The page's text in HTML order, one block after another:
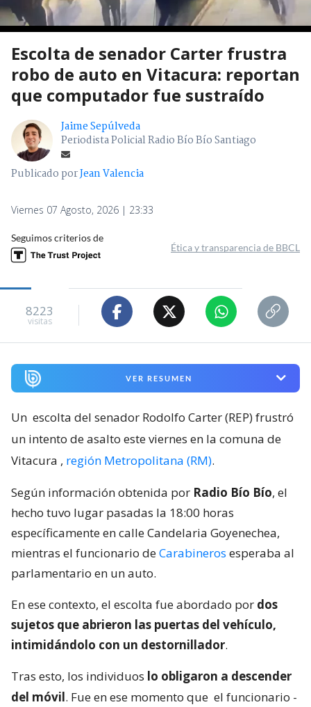
Escolta de senador Carter frustra
robo de auto en Vitacura: reportan
que computador fue sustraído
Jaime Sepúlveda
Periodista Policial Radio Bío Bío Santiago
Publicado porJean Valencia
Viernes 07 Agosto, 2026 | 23:33
Seguimos criterios de
Ética y transparencia de BBCL
8223
visitas
VER RESUMEN
Un escolta del senador Rodolfo Carter (REP) frustró
un intento de asalto este viernes en la comuna de
Vitacura , región Metropolitana (RM).
Según información obtenida por Radio Bío Bío, el
hecho tuvo lugar pasadas la 18:00 horas
específicamente en calle Candelaria Goyenechea,
mientras el funcionario deCarabineros esperaba al
parlamentario en un auto.
En ese contexto, el escolta fue abordado por dos
sujetos que abrieron las puertas del vehículo,
intimidándolo con un destornillador.
Tras esto, los individuos lo obligaron a descender
del móvil. Fue en ese momento que el funcionario -